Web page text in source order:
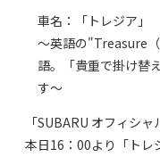
車名：「トレジア」
～英語の"Treasure
語。「貴重で掛け替
す～
「SUBARU オフィシ
本日16：00より「トレ